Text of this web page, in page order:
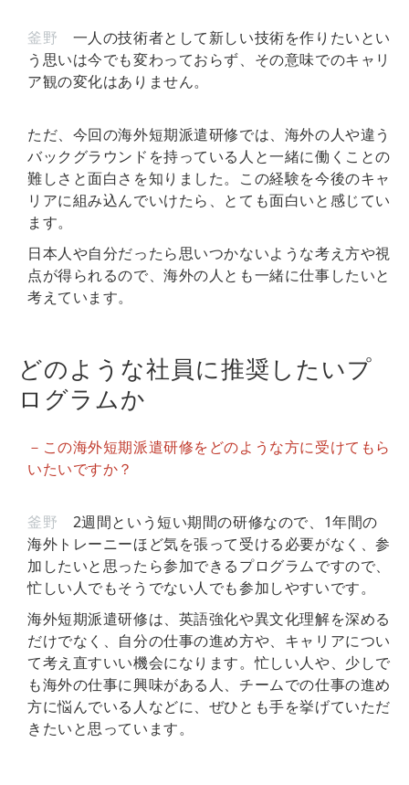
釜野 一人の技術者として新しい技術を作りたいとい
う思いは今でも変わっておらず、その意味でのキャリ
ア観の変化はありません。
ただ、今回の海外短期派遣研修では、海外の人や違う
バックグラウンドを持っている人と一緒に働くことの
難しさと面白さを知りました。この経験を今後のキャ
リアに組み込んでいけたら、とても面白いと感じてい
ます。
日本人や自分だったら思いつかないような考え方や視
点が得られるので、海外の人とも一緒に仕事したいと
考えています。
どのような社員に推奨したいプ
ログラムか
－この海外短期派遣研修をどのような方に受けてもら
いたいですか？
釜野 2週間という短い期間の研修なので、1年間の
海外トレーニーほど気を張って受ける必要がなく、参
加したいと思ったら参加できるプログラムですので、
忙しい人でもそうでない人でも参加しやすいです。
海外短期派遣研修は、英語強化や異文化理解を深める
だけでなく、自分の仕事の進め方や、キャリアについ
て考え直すいい機会になります。忙しい人や、少しで
も海外の仕事に興味がある人、チームでの仕事の進め
方に悩んでいる人などに、ぜひとも手を挙げていただ
きたいと思っています。